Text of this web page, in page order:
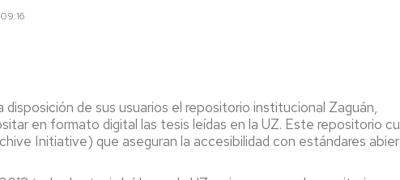
Prest.
Interbibliotecario
Gestores
Bibliográficos
Libro
de sus usuarios el repositorio institucional Zaguán,
en formato digital las tesis leídas en la UZ. Este repositorio
Initiative) que aseguran la accesibilidad con estándares